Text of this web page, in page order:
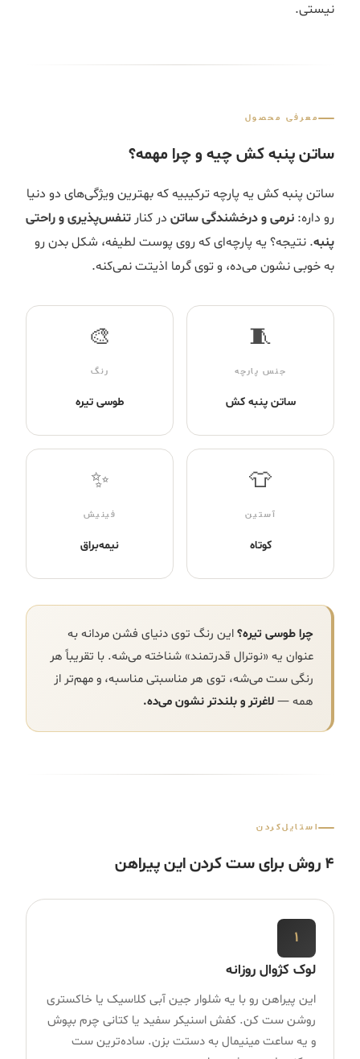
نیستی.
معرفی محصول
ساتن پنبه کش چیه و چرا مهمه؟
ساتن پنبه کش یه پارچه ترکیبیه که بهترین ویژگی‌های دو دنیا
رو داره: نرمی و درخشندگی ساتن در کنار تنفس‌پذیری و راحتی
پنبه. نتیجه؟ یه پارچه‌ای که روی پوست لطیفه، شکل بدن رو
به خوبی نشون می‌ده، و توی گرما اذیتت نمی‌کنه.
🧵
جنس پارچه
ساتن پنبه کش
🎨
رنگ
طوسی تیره
👕
آستین
کوتاه
✨
فینیش
نیمه‌براق
چرا طوسی تیره؟این رنگ توی دنیای فشن مردانه به
عنوان یه «نوترال قدرتمند» شناخته می‌شه. با تقریباً هر
رنگی ست می‌شه، توی هر مناسبتی مناسبه، و مهم‌تر از
همه —لاغرتر و بلندتر نشون می‌ده.
استایل‌کردن
۴ روش برای ست کردن این پیراهن
۱
لوک کژوال روزانه
این پیراهن رو با یه شلوار جین آبی کلاسیک یا خاکستری
روشن ست کن. کفش اسنیکر سفید یا کتانی چرم بپوش
و یه ساعت مینیمال به دستت بزن. ساده‌ترین ست